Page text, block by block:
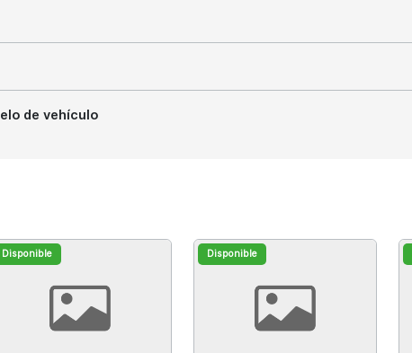
de vehículo
Disponible Disponible